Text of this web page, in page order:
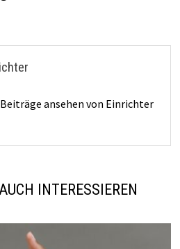
ansehen von Einrichter
INTERESSIEREN